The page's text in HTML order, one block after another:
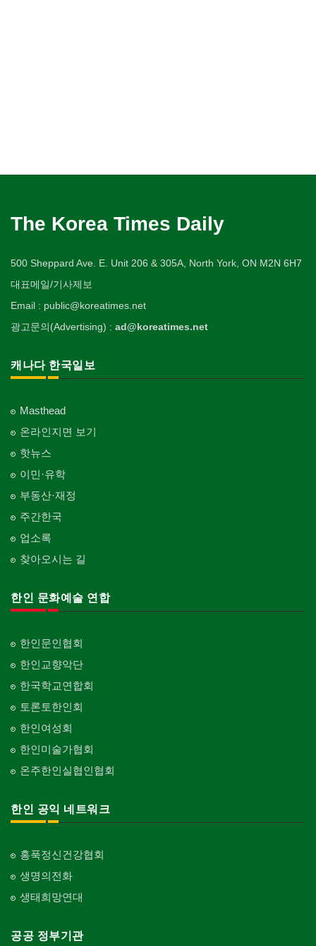
The Korea Times Daily
500 Sheppard Ave. E. Unit 206 & 305A, North York, ON M2N 6H7
대표메일/기사제보
Email : public@koreatimes.net
광고문의(Advertising) : ad@koreatimes.net
캐나다 한국일보
Masthead
온라인지면 보기
핫뉴스
이민·유학
부동산·재정
주간한국
업소록
찾아오시는 길
한인 문화예술 연합
한인문인협회
한인교향악단
한국학교연합회
토론토한인회
한인여성회
한인미술가협회
온주한인실협인협회
한인 공익 네트워크
홍푹정신건강협회
생명의전화
생태희망연대
공공 정부기관